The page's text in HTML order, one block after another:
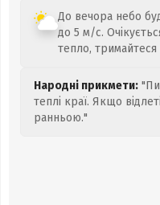
До вечора небо
до 5 м/с.
тепло, тримайтеся
Народні прикмети:
теплі краї. Якщо
ранньою."